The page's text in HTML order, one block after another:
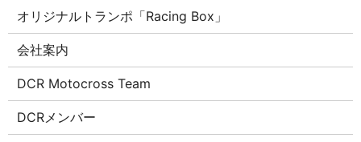
オリジナルトランポ「Racing Box」
会社案内
DCR Motocross Team
DCRメンバー